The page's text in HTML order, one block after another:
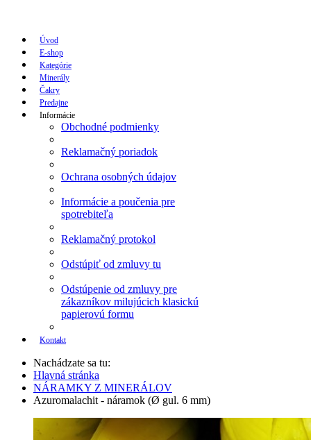
Úvod
E-shop
Kategórie
Minerály
Čakry
Predajne
Informácie
Obchodné podmienky
Reklamačný poriadok
Ochrana osobných údajov
Informácie a poučenia pre
spotrebiteľa
Reklamačný protokol
Odstúpiť od zmluvy tu
Odstúpenie od zmluvy pre
zákazníkov milujúcich klasickú
papierovú formu
Kontakt
Nachádzate sa tu:
Hlavná stránka
NÁRAMKY Z MINERÁLOV
Azuromalachit - náramok (Ø gul. 6 mm)